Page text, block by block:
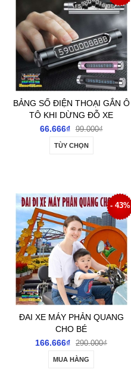
BẢNG SỐ ĐIỆN THOẠI GẮN Ô
TÔ KHI DỪNG ĐỖ XE
66.666₫ 99.000₫
TÙY CHỌN
- 43%
ĐAI XE MÁY PHẢN QUANG
CHO BÉ
166.666₫ 290.000₫
MUA HÀNG